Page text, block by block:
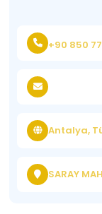
+90 850
Antalya,
SARAY